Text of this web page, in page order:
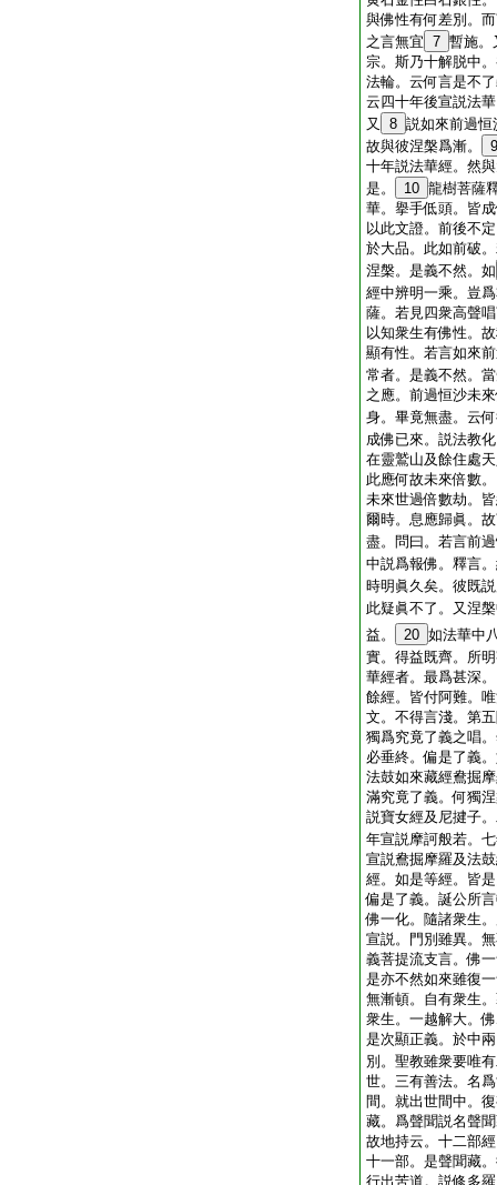
與佛性有何差別。
之言無宜 7 暫施。
宗。斯乃十解脱中
法輪。云何言是不
云四十年後宣説法
又
8 説如來前過恒
故與彼涅槃爲漸。
9
十年説法華經。然
是。
10 龍樹菩薩
華。擧手低頭。皆
以此文證。前後不
於大品。此如前破
涅槃。是義不然。如
經中辨明一乘。豈
薩。若見四衆高聲
以知衆生有佛性。
顯有性。若言如來
常者。是義不然。
之應。前過恒沙未
身。畢竟無盡。云
成佛已來。説法教
在靈鷲山及餘住處
此應何故未來倍數
未來世過倍數劫。
爾時。息應歸眞。
盡。問曰。若言前
中説爲報佛。釋言
時明眞久矣。彼既
此疑眞不了。又涅
益。
20 如法華中
實。得益既齊。所
華經者。最爲甚深
餘經。皆付阿難。
文。不得言淺。第
獨爲究竟了義之唱
必垂終。偏是了義
法鼓如來藏經鴦掘
滿究竟了義。何獨
説寶女經及尼揵子
年宣説摩訶般若。
宣説鴦掘摩羅及法
經。如是等經。皆
偏是了義。誕公所
佛一化。隨諸衆生
宣説。門別雖異。
義菩提流支言。佛
是亦不然如來雖復
無漸頓。自有衆生
衆生。一越解大。
是次顯正義。於中
別。聖教雖衆要唯
世。三有善法。名
間。就出世間中。
藏。爲聲聞説名聲
故地持云。十二部
十一部。是聲聞藏
行出苦道。説修多